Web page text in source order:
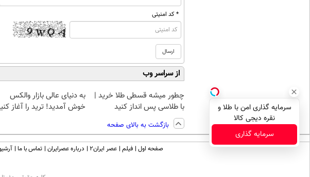
* کد امنیتی
از سراسر وب
چطور میشه قسطی طلا خرید |
با طلاسی پس انداز کنید
به دنیای عالی بازار والکس
خوش آمدید! ترید را آغاز
بازگشت به بالای صفحه
سرمایه گذاری امن با طلا و
نقره دیجی کالا
سرمایه گذاری
صفحه اول فیلم عصر ایران۲ درباره عصرایران تماس با ما